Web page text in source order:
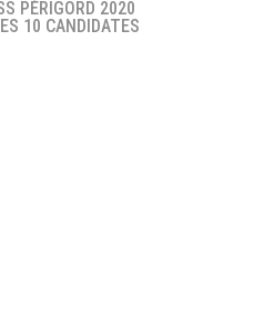
PÉRIGORD 2020
10 CANDIDATES